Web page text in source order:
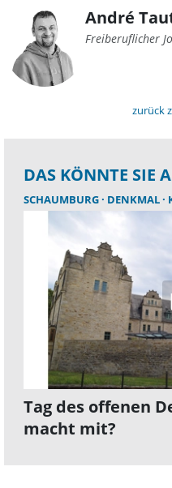
André
Freiberuflicher
zurück
DAS KÖNNTE SIE
SCHAUMBURG DENKMAL
Tag des offenen
macht mit?